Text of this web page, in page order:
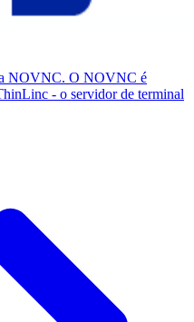
NOVNC. O NOVNC é
- o servidor de terminal